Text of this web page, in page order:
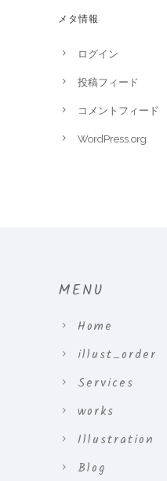
メタ情報
ログイン
投稿フィード
コメントフィード
WordPress.org
MENU
Home
illust_order
Services
works
Illustration
Blog